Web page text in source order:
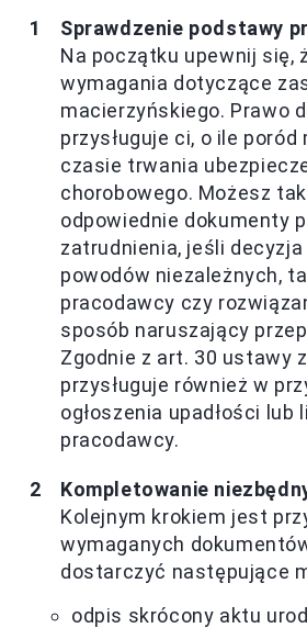
Sprawdzenie podstawy
Na początku upewnij się,
wymagania dotyczące
macierzyńskiego. Prawo
przysługuje ci, o ile poród
czasie trwania
chorobowego. Możesz
odpowiednie dokumenty
zatrudnienia, jeśli
powodów niezależnych,
pracodawcy czy
sposób naruszający
Zgodnie z art. 30 ustawy
przysługuje również w
ogłoszenia upadłości lub
pracodawcy.
Kompletowanie
Kolejnym krokiem jest
wymaganych
dostarczyć następujące
odpis skrócony aktu